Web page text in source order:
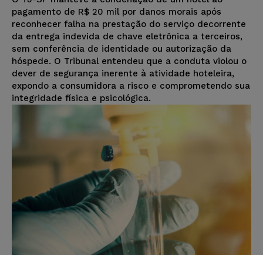
pagamento de R$ 20 mil por danos morais após
reconhecer falha na prestação do serviço decorrente
da entrega indevida de chave eletrônica a terceiros,
sem conferência de identidade ou autorização da
hóspede. O Tribunal entendeu que a conduta violou o
dever de segurança inerente à atividade hoteleira,
expondo a consumidora a risco e comprometendo sua
integridade física e psicológica.